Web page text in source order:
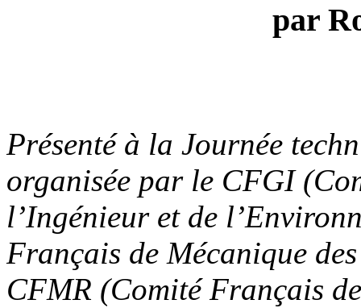
par
Présenté à la Journée
organisée par le CFGI
l’Ingénieur et de
Français de Mécanique
CFMR (Comité Français